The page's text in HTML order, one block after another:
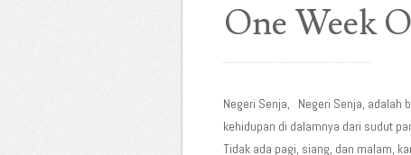
One Week
Negeri Senja, Negeri Senja, adalah
kehidupan di dalamnya dari sudut
Tidak ada pagi, siang, dan malam,